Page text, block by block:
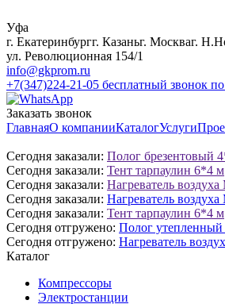
Уфа
г. Екатеринбургг. Казаньг. Москваг.
ул. Революционная 154/1
info@gkprom.ru
+7(347)224-21-05 бесплатный звонок
Заказать звонок
ГлавнаяО компанииКаталогУслуги
Сегодня заказали: Полог брезентовый
Сегодня заказали: Тент тарпаулин 6*4 м
Сегодня заказали: Нагреватель воздуха
Сегодня заказали: Нагреватель
Сегодня заказали: Тент тарпаулин 6*4 м
Сегодня отгружено: Полог
Сегодня отгружено: Нагреватель
Каталог
Компрессоры
Электростанции